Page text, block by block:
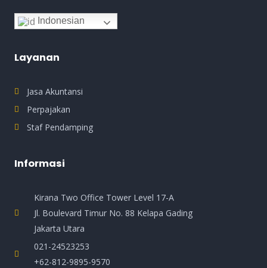
Indonesian
Layanan
Jasa Akuntansi
Perpajakan
Staf Pendamping
Informasi
Kirana Two Office Tower Level 17-A
Jl. Boulevard Timur No. 88 Kelapa Gading
Jakarta Utara
021-24523253
+62-812-9895-9570